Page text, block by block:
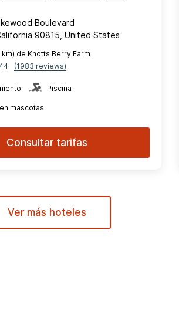
Boulevard
90815, United States
km) de Knotts Berry Farm
(1983 reviews)
Piscina
mascotas
Consultar tarifas
Ver más hoteles